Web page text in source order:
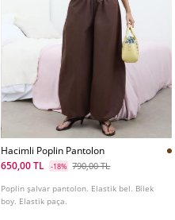
Hacimli Poplin Pantolon
650,00 TL
-18% 790,00 TL
Poplin şalvar pantolon. Elastik bel. Bilek
boy. Elastik paça.